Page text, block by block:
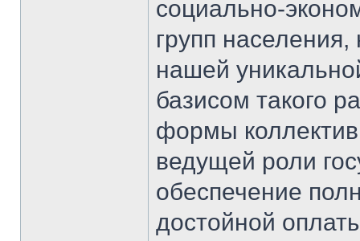
социально-
групп
нашей
базисом такого
формы
ведущей роли
обеспечение
достойной